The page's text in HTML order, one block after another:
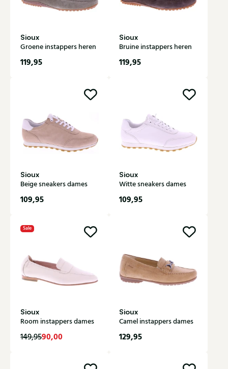
Sioux
Groene instappers heren
119,95
Sioux
Bruine instappers heren
119,95
Sioux
Beige sneakers dames
109,95
Sioux
Witte sneakers dames
109,95
Sale
Sioux
Room instappers dames
149,9590,00
Sioux
Camel instappers dames
129,95